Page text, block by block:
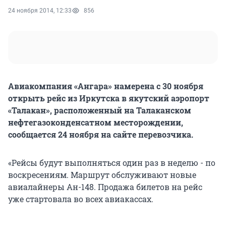
24 ноября 2014, 12:33 856
Авиакомпания «Ангара» намерена с 30 ноября
открыть рейс из Иркутска в якутский аэропорт
«Талакан», расположенный на Талаканском
нефтегазоконденсатном месторождении,
сообщается 24 ноября на сайте перевозчика.
«Рейсы будут выполняться один раз в неделю - по
воскресениям. Маршрут обслуживают новые
авиалайнеры Ан-148. Продажа билетов на рейс
уже стартовала во всех авиакассах.